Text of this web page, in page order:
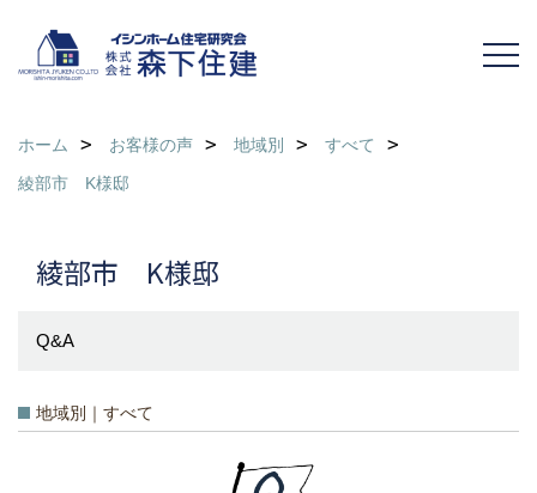
ホーム お客様の声 地域別
すべて
綾部市 K様邸
綾部市 K様邸
Q&A
地域別｜すべて